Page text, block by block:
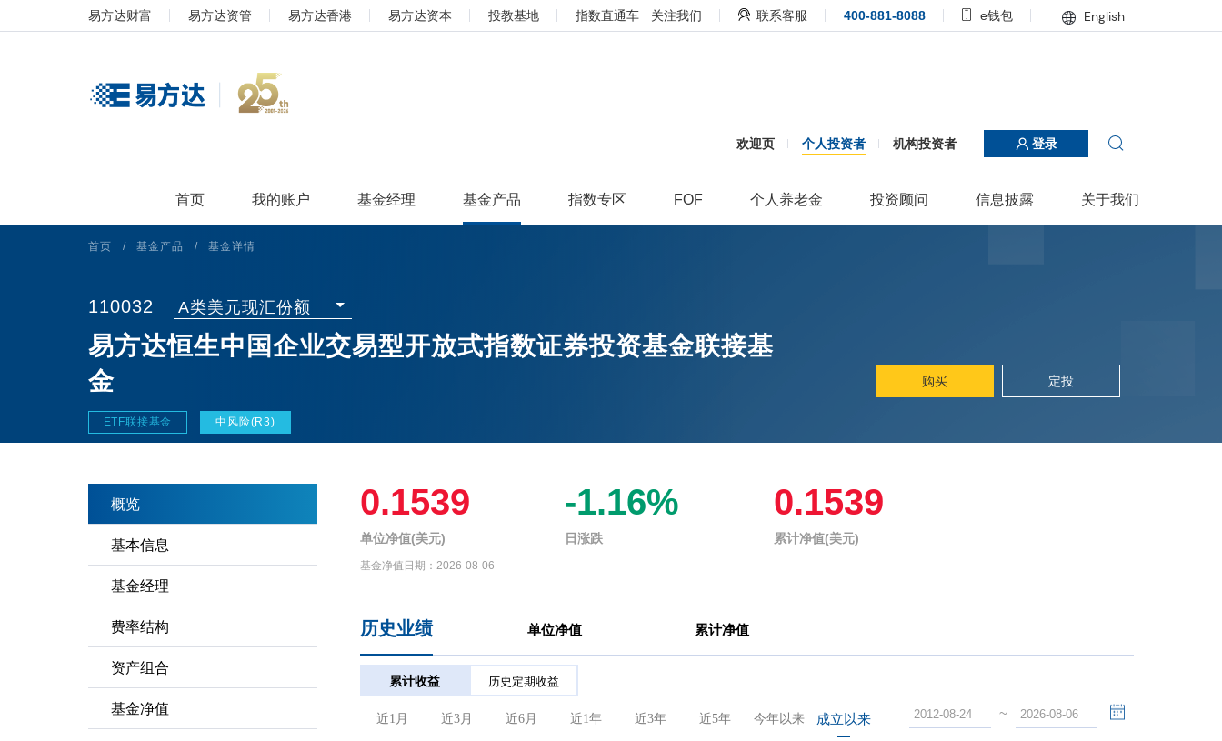
易方达财富 易方达资管 易方达香港 易方达资本 投教基地 指数直通车 关注我们 联系客服 400-881-8088 e钱包 English
欢迎页 个人投资者 机构投资者 登录
首页 我的账户 基金经理 基金产品 指数专区 FOF 个人养老金 投资顾问 信息披露 关于我们
首页 / 基金产品 / 基金详情
110032 A类美元现汇份额
易方达恒生中国企业交易型开放式指数证券投资基金联接基
金
购买 定投
ETF联接基金 中风险(R3)
概览
基本信息
基金经理
费率结构
资产组合
基金净值
0.1539
单位净值(美元)
-1.16%
日涨跌
0.1539
累计净值(美元)
基金净值日期： 2026-08-06
历史业绩 单位净值 累计净值
累计收益 历史定期收益
近1月 近3月 近6月 近1年 近3年 近5年 今年以来 成立以来 ~